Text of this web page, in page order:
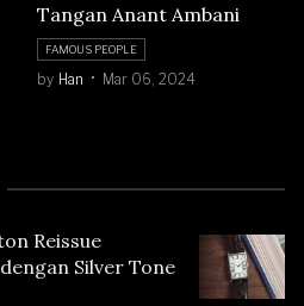
Tangan Anant Ambani
FAMOUS PEOPLE
by Han Mar 06, 2024
Reissue
Silver Tone